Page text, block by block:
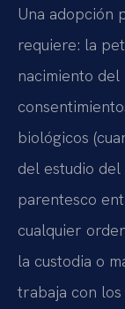
Una adopción
requiere: la
nacimiento
biológicos
del estudio
parentesco
cualquier
la custodia o
trabaja con